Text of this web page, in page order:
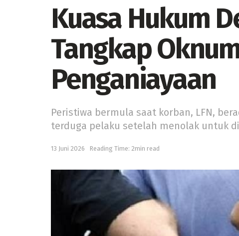
Kuasa Hukum
Tangkap
Penganiayaan
Peristiwa bermula saat korban, LFN,
terduga pelaku setelah menolak untuk
13 Juni 2026 Reading Time: 2min read